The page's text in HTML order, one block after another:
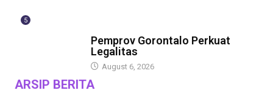
5
Pemprov Gorontalo Perkuat
Legalitas
August 6, 2026
ARSIP BERITA